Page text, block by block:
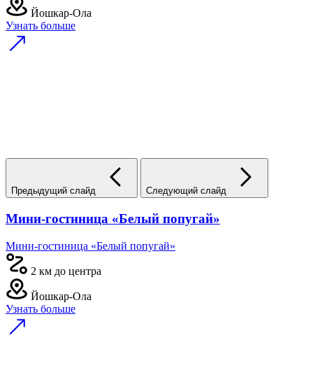
Йошкар-Ола
Узнать больше
Предыдущий слайд Следующий слайд
Мини-гостиница «Белый попугай»
Мини-гостиница «Белый попугай»
2 км до центра
Йошкар-Ола
Узнать больше